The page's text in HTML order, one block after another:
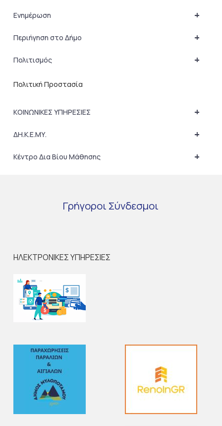
+
Ενημέρωση
+
Περιήγηση στο Δήμο
+
Πολιτισμός
Πολιτική Προστασία
+
ΚΟΙΝΩΝΙΚΕΣ ΥΠΗΡΕΣΙΕΣ
+
ΔΗ.Κ.Ε.ΜΥ.
+
Κέντρο Δια Βίου Μάθησης
Γρήγοροι Σύνδεσμοι
ΗΛΕΚΤΡΟΝΙΚΕΣ ΥΠΗΡΕΣΙΕΣ